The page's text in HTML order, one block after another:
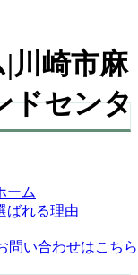
川崎市麻
ドセンタ
ーム
ばれる理由